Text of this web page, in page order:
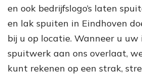
en ook bedrijfslogo’s laten
en lak spuiten in Eindhoven
bij u op locatie. Wanneer u
spuitwerk aan ons overlaat,
kunt rekenen op een strak,